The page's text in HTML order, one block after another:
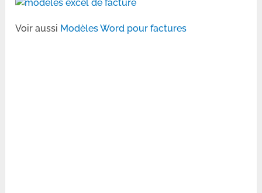
Voir aussi Modèles Word pour factures